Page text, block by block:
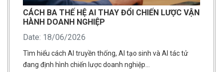
CÁCH BA THẾ HỆ AI THAY ĐỔI CHIẾN LƯỢC VẬN
HÀNH DOANH NGHIỆP
Date: 18/06/2026
Tìm hiểu cách AI truyền thống, AI tạo sinh và AI tác tử
đang định hình chiến lược doanh nghiệp…